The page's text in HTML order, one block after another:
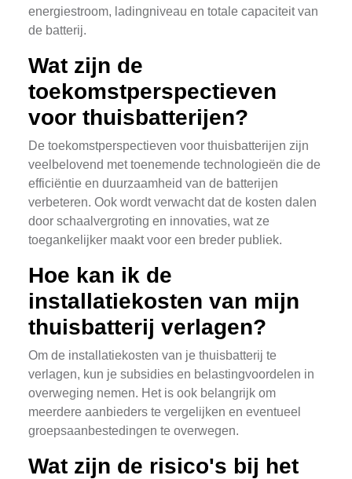
energiestroom, ladingniveau en totale capaciteit van
de batterij.
Wat zijn de
toekomstperspectieven
voor thuisbatterijen?
De toekomstperspectieven voor thuisbatterijen zijn
veelbelovend met toenemende technologieën die de
efficiëntie en duurzaamheid van de batterijen
verbeteren. Ook wordt verwacht dat de kosten dalen
door schaalvergroting en innovaties, wat ze
toegankelijker maakt voor een breder publiek.
Hoe kan ik de
installatiekosten van mijn
thuisbatterij verlagen?
Om de installatiekosten van je thuisbatterij te
verlagen, kun je subsidies en belastingvoordelen in
overweging nemen. Het is ook belangrijk om
meerdere aanbieders te vergelijken en eventueel
groepsaanbestedingen te overwegen.
Wat zijn de risico's bij het